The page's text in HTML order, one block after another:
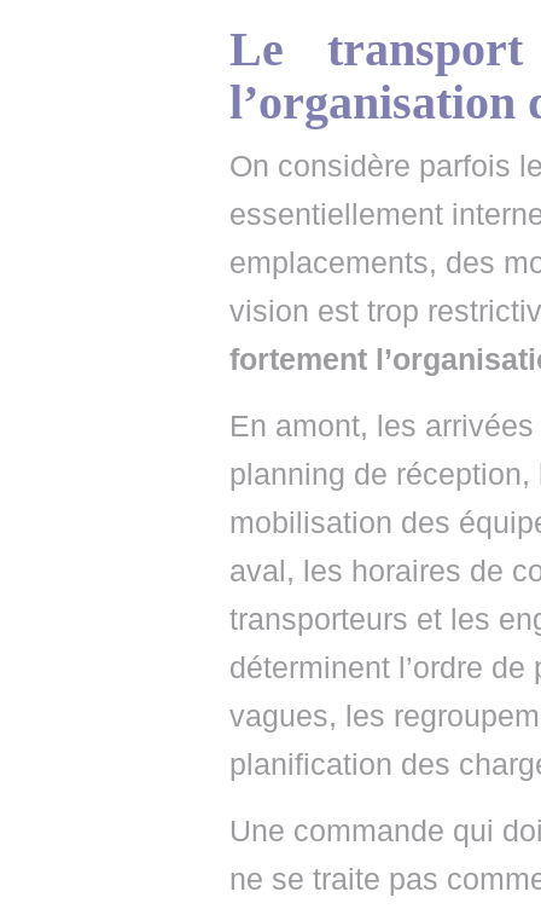
Le transport
l’organisation
On considère parfois
essentiellement
emplacements, des
vision est trop
fortement
En amont, les
planning de réception,
mobilisation des
aval, les horaires de
transporteurs et les
déterminent l’ordre
vagues, les
planification des
Une commande qui
ne se traite pas